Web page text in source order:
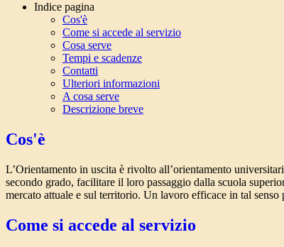
Indice pagina
Cos'è
Come si accede al servizio
Cosa serve
Tempi e scadenze
Contatti
Ulteriori informazioni
A cosa serve
Descrizione breve
Cos'è
L’Orientamento in uscita è rivolto all’orientamento
secondo grado, facilitare il loro passaggio dalla scuola
mercato attuale e sul territorio. Un lavoro efficace in tal
Come si accede al servizio